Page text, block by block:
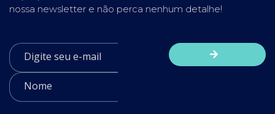
nossa newsletter e não perca nenhum detalhe!